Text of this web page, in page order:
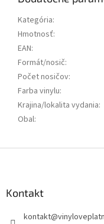
Kategória:
Hmotnosť:
EAN:
Formát/nosič:
Počet nosičov:
Farba vinylu:
Krajina/lokalita vydania:
Obal:
Kontakt
kontakt@